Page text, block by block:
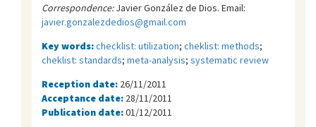
Correspondence:Javier González de Dios. Email:
javier.gonzalezdedios@gmail.com
Key words:checklist: utilization; cheklist: methods;
cheklist: standards; meta-analysis; systematic review
Reception date: 26/11/2011
Acceptance date: 28/11/2011
Publication date:01/12/2011